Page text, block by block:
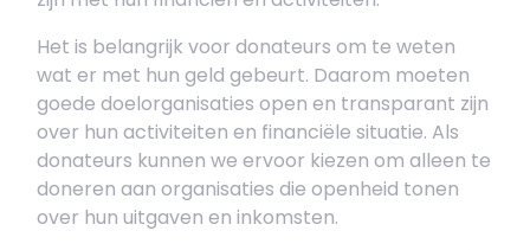
Het is belangrijk voor donateurs om te weten
wat er met hun geld gebeurt. Daarom moeten
goede doelorganisaties open en transparant zijn
over hun activiteiten en financiële situatie. Als
donateurs kunnen we ervoor kiezen om alleen te
doneren aan organisaties die openheid tonen
over hun uitgaven en inkomsten.